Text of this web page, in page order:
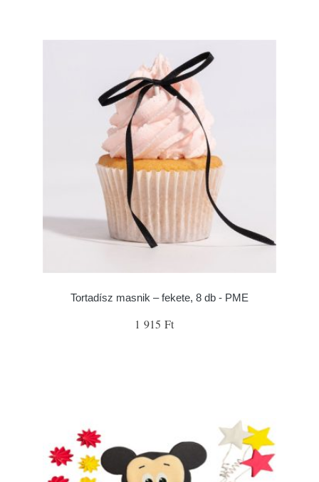
Tortadísz masnik – fekete, 8 db - PME
1 915 Ft